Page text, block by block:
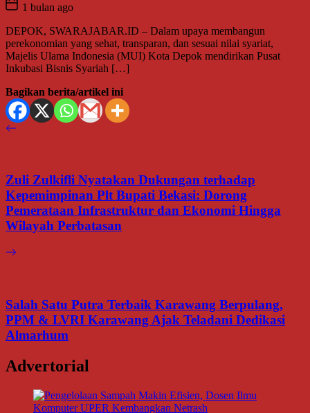
1 bulan ago
DEPOK, SWARAJABAR.ID – Dalam upaya membangun
perekonomian yang sehat, transparan, dan sesuai nilai syariat,
Majelis Ulama Indonesia (MUI) Kota Depok mendirikan Pusat
Inkubasi Bisnis Syariah […]
Bagikan berita/artikel ini
Zuli Zulkifli Nyatakan Dukungan terhadap
Kepemimpinan Plt Bupati Bekasi: Dorong
Pemerataan Infrastruktur dan Ekonomi Hingga
Wilayah Perbatasan
Salah Satu Putra Terbaik Karawang Berpulang,
PPM & LVRI Karawang Ajak Teladani Dedikasi
Almarhum
Advertorial